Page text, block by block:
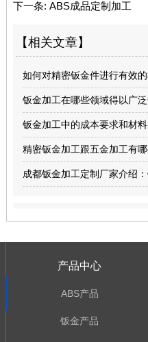
下一条: ABS成品定制加工
【相关文章】
如何对精密钣金件进行有效的
钣金加工在哪些领域得以广
钣金加工中的成本要求和材
精密钣金加工跟五金加工有
成都钣金加工定制厂家介绍
产品中心
ABS产品
钣金产品